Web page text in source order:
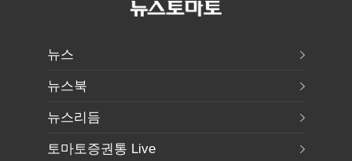
뉴스
뉴스북
뉴스리듬
토마토증권통 Live